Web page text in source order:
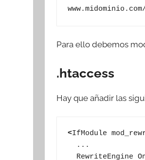
Para ello debemos
.htaccess
Hay que añadir las
<IfModule